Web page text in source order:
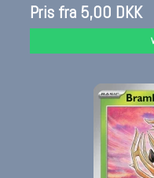
Pris fra 5,00 DKK